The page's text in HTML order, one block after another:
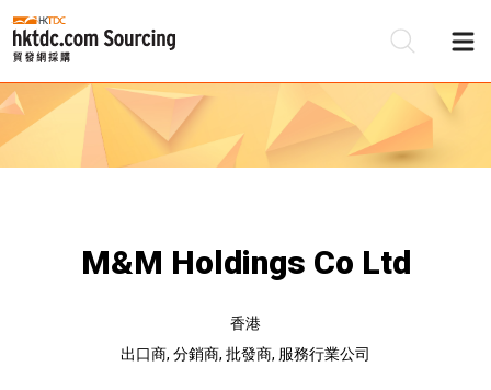
M&M Holdings Co Ltd
香港
出口商, 分銷商, 批發商, 服務行業公司